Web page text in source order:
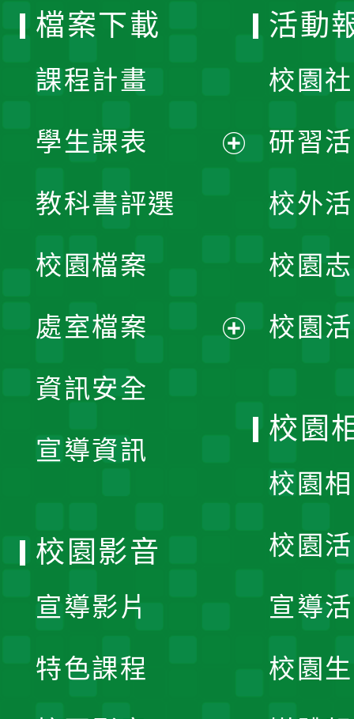
檔案下載
課程計畫
學生課表
單
教科書評選
校園檔案
處室檔案
資訊安全
宣導資訊
活動
校園
研習
校外
校園
校園
校園
校園
校園
宣導
校園
校園影音
宣導影片
特色課程